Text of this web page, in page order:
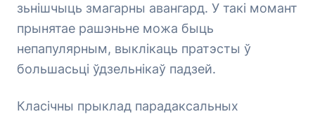
зьнішчыць змагарны авангард. У такі момант
прынятае рашэньне можа быць
непапулярным, выклікаць пратэсты ў
большасьці ўдзельнікаў падзей.
Класічны прыклад парадаксальных